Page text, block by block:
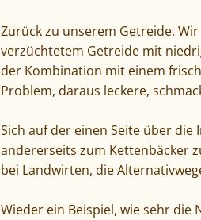
Zurück zu unserem Getreide.
verzüchtetem Getreide mit
der Kombination mit einem
Problem, daraus leckere,
Sich auf der einen Seite über
andererseits zum Kettenbäcker
bei Landwirten, die
Wieder ein Beispiel, wie sehr